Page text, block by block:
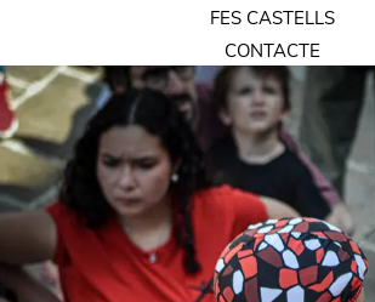
FES CASTELLS
CONTACTE